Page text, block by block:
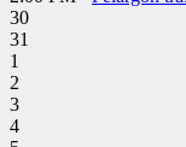
30
31
1
2
3
4